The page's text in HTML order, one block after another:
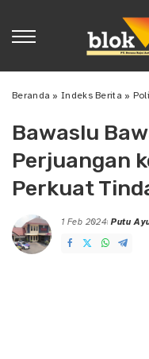
Beranda »Indeks Berita »
Bawaslu
Perjuangan
Perkuat
1 Feb 2024
Posted
by
Putu